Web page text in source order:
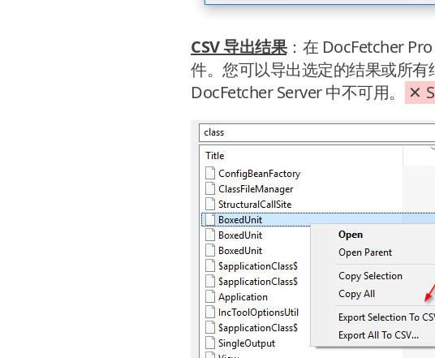
CSV 导出结果：在 DocFetcher
件。您可以导出选定的结果或所
DocFetcher Server 中不可用。